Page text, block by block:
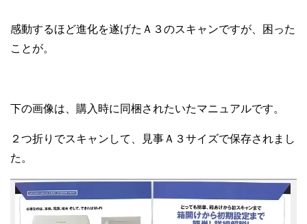
感動するほど進化を遂げたＡ３のスキャンですが、困った
ことが。
下の画像は、購入時に同梱されたいたマニュアルです。
２つ折りでスキャンして、見事Ａ３サイズで保存されまし
た。